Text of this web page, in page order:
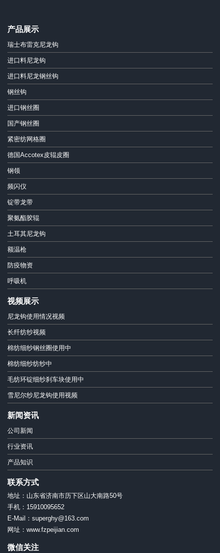
产品展示
瑞士布雷克尼龙钩
进口料尼龙钩
进口料尼龙钢丝钩
钢丝钩
进口钢丝圈
国产钢丝圈
紧密纺网格圈
德国Accotex皮辊皮圈
钢领
频闪仪
锭带龙带
聚氨酯胶辊
土耳其尼龙钩
额温枪
防疫物资
呼吸机
视频展示
尼龙钩使用情况视频
长纤纺纱视频
棉纺细纱钢丝圈使用中
棉纺细纱纺纱中
毛纺环锭细纱刹车块使用中
雪尼尔纱尼龙钩使用视频
新闻资讯
公司新闻
行业资讯
产品知识
联系方式
地址：山东省济南市历下区山大南路50号
手机：15910095652
E-Mail：superghy@163.com
网址：www.fzpeijian.com
微信关注